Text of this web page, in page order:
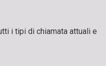
i tipi di chiamata attuali e